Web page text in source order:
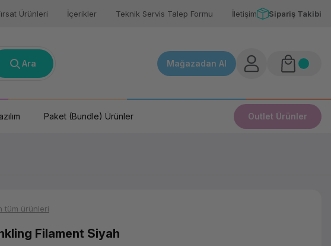
Ürünleri İçerikler Teknik Servis Talep Formu İletişim Sipariş Takibi
Ara Mağazadan Al
Paket (Bundle) Ürünler Outlet Ürünler
tüm ürünleri
Filament Siyah